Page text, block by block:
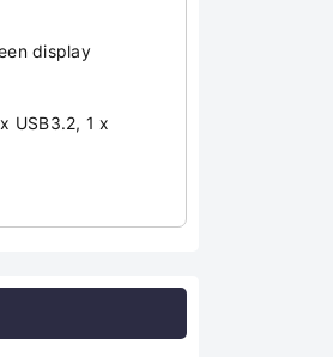
display
USB3.2, 1 x